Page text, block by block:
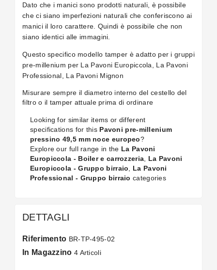
Dato che i manici sono prodotti naturali, è possibile
che ci siano imperfezioni naturali che conferiscono ai
manici il loro carattere. Quindi è possibile che non
siano identici alle immagini.
Questo specifico modello tamper è adatto per i gruppi
pre-millenium per La Pavoni Europiccola, La Pavoni
Professional, La Pavoni Mignon
Misurare sempre il diametro interno del cestello del
filtro o il tamper attuale prima di ordinare
Looking for similar items or different
specifications for this Pavoni pre-millenium
pressino 49,5 mm noce europeo?
Explore our full range in the La Pavoni
Europiccola - Boiler e carrozzeria
La Pavoni
Europiccola - Gruppo birraio
La Pavoni
Professional - Gruppo birraio categories
DETTAGLI
Riferimento BR-TP-495-02
In Magazzino 4 Articoli